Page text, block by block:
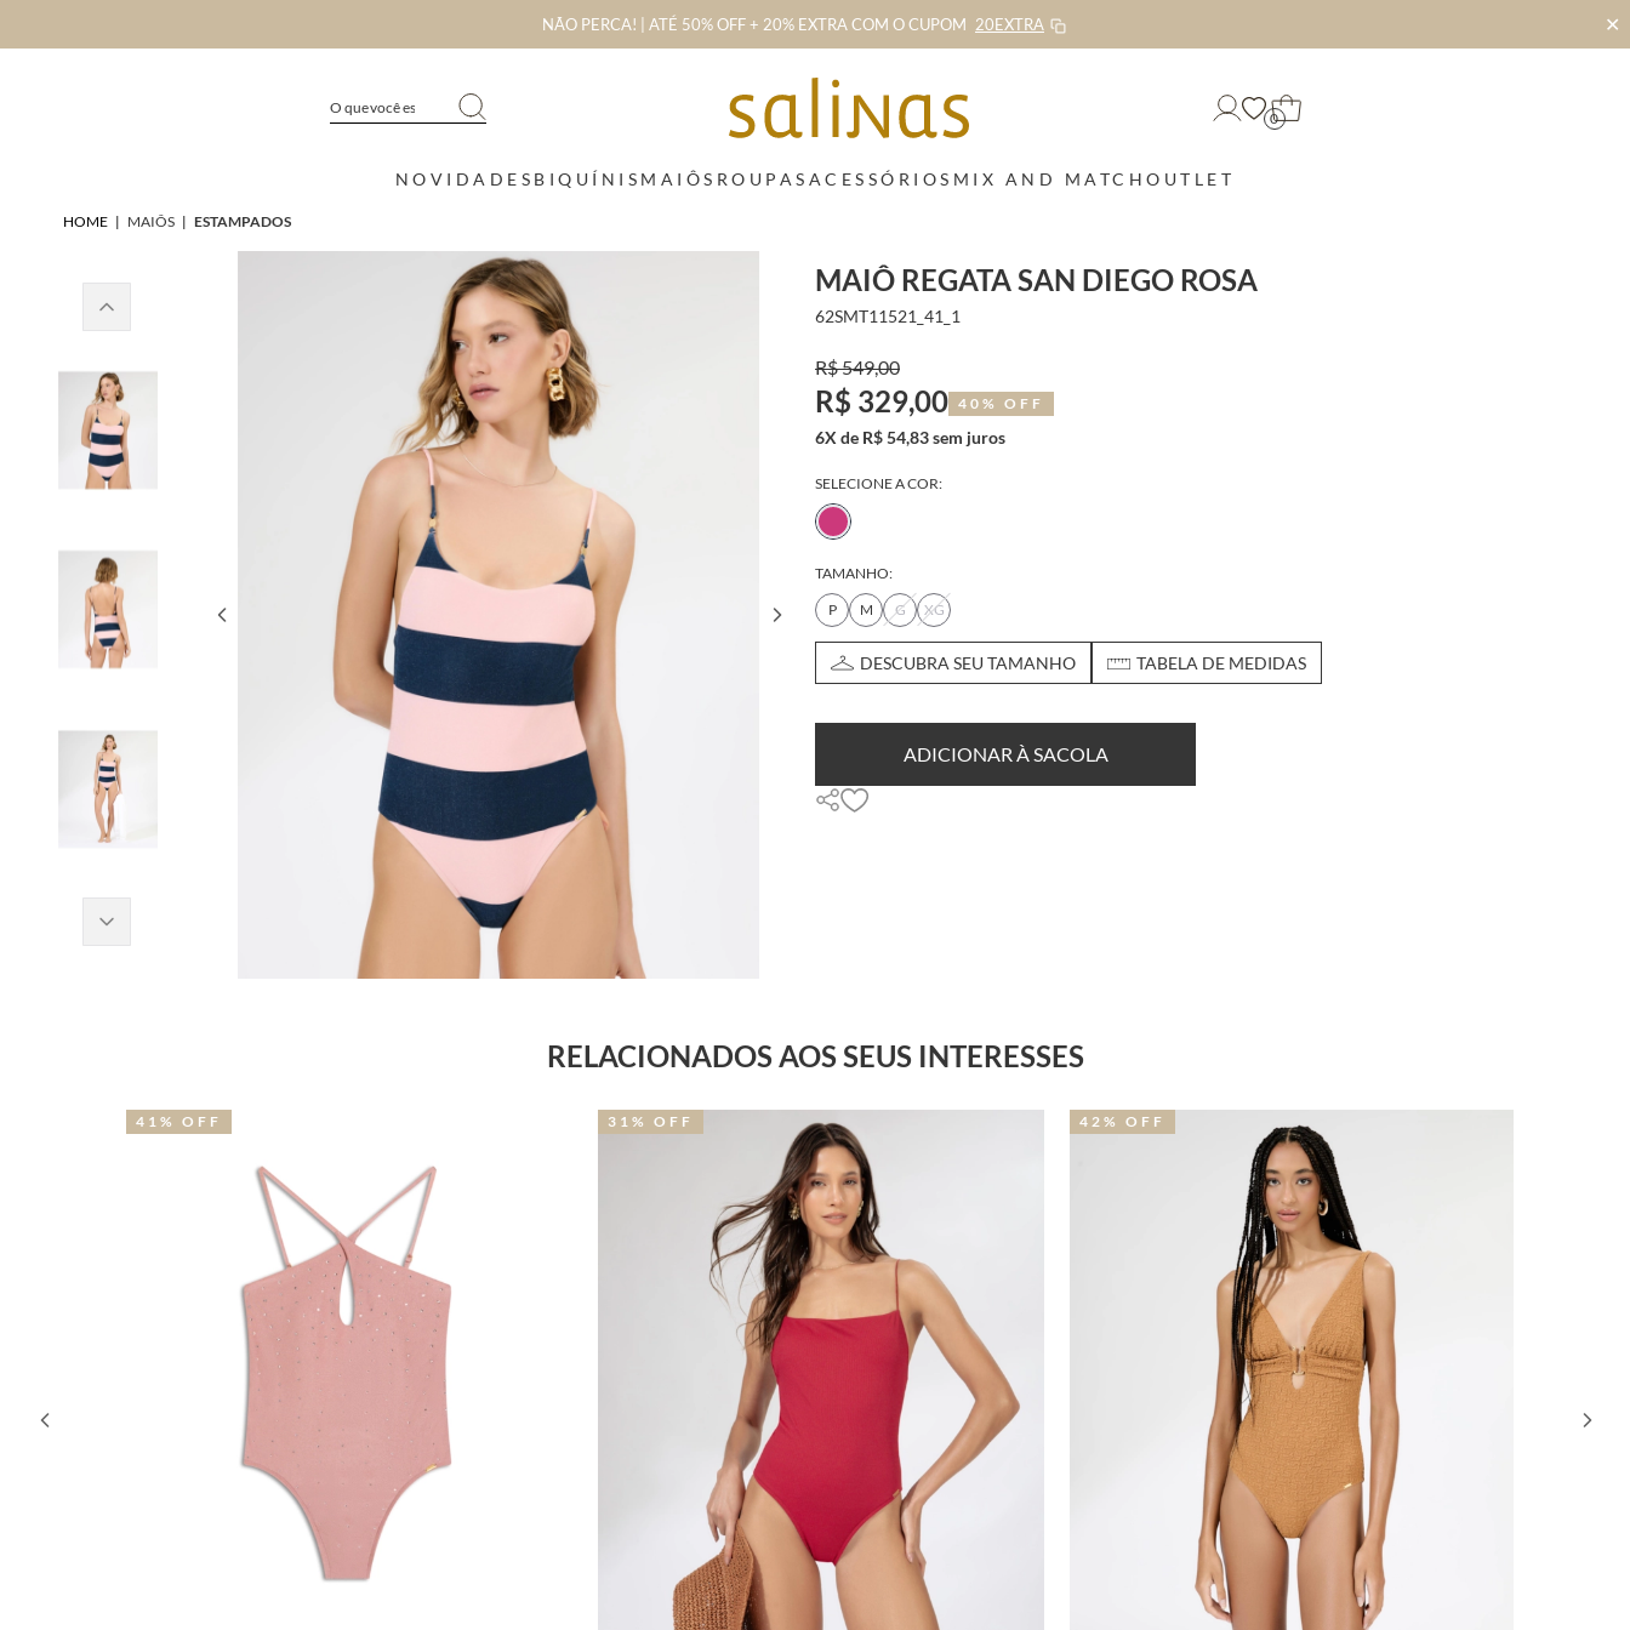
NÃO PERCA! | ATÉ 50% OFF + 20% EXTRA COM O CUPOM 20EXTRA ✕
0
NOVIDADES BIQUÍNIS MAIÔS ROUPAS ACESSÓRIOS MIX AND MATCHOUTLET
HOME | MAIÔS | ESTAMPADOS
MAIÔ REGATA SAN DIEGO ROSA
62SMT11521_41_1
R$ 549,00
R$ 329,00 40% OFF
6X de R$ 54,83 sem juros
SELECIONE A COR:
TAMANHO:
P
M G XG
DESCUBRA SEU TAMANHO TABELA DE MEDIDAS
ADICIONAR À SACOLA
RELACIONADOS AOS SEUS INTERESSES
40% OFF 39% OFF 41% OFF